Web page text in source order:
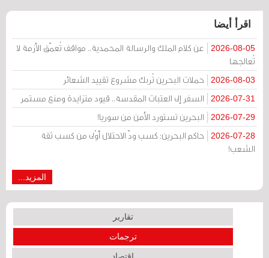
اقرأ أيضا
2026-08-05
عن كلام الملك والرسالة المحمدية.. مواقف تُعمّق الأزمة لا
تُعالجها
2026-08-03 حملات البحرين تُربك مشروع تقييد الشعائر
2026-07-31 السفر إلى العتبات المقدسة.. قيود متزايدة ومنع مستمر
2026-07-29 البحرين تستورد الأمن من سوريا!
2026-07-28
حاكم البحرين: كسب ودّ الاحتلال أوْلى من كسب ثقة
الشعب!
المزيد...
تقارير
ترجمات
اقتصاد